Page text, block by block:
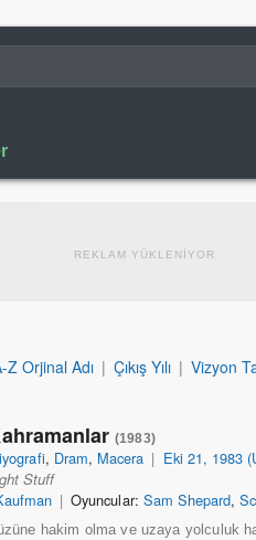
REKLAM YÜKLENİYOR
Z Orjinal Adı | Çıkış Yılı | Vizyon
(1983)
, Dram, Macera | Eki 21, 1983
Stuff
| Oyuncular: Sam Shepard,
hakim olma ve uzaya yolculuk